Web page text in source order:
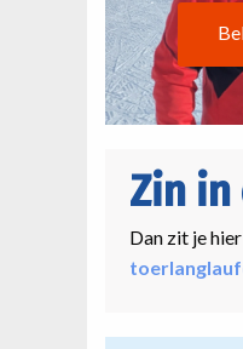
Zin
Dan zit je